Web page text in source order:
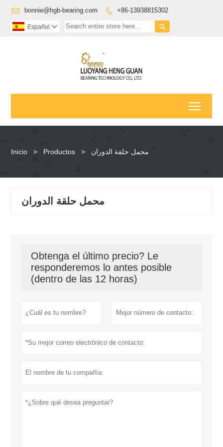
 bonnie@hgb-bearing.com  +86-13938815302

Español 
Inicio > Productos > محمل حلقة الدوران
محمل حلقة الدوران
Obtenga el último precio? Le
responderemos lo antes posible
(dentro de las 12 horas)